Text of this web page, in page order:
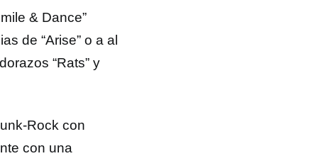
& Dance”
de “Arise” o a al
“Rats” y
Rock con
con una